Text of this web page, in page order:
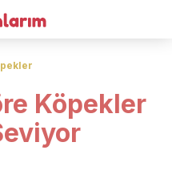
Köpekler